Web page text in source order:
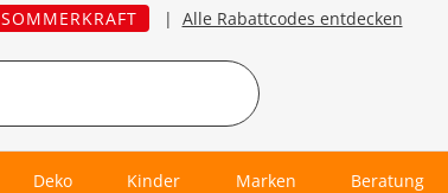
SOMMERKRAFT | Alle Rabattcodes entdecken
Deko Kinder Marken Beratung